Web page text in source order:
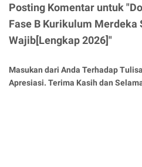
Posting Komentar untuk
Fase B Kurikulum Merdeka
Wajib[Lengkap 2026]"
Masukan dari Anda Terhadap
Apresiasi. Terima Kasih dan